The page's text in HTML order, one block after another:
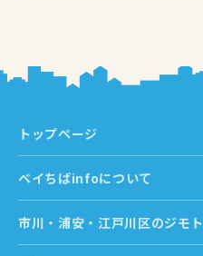
トップページ
ベイちばinfoについて
市川・浦安・江戸川区のジモ